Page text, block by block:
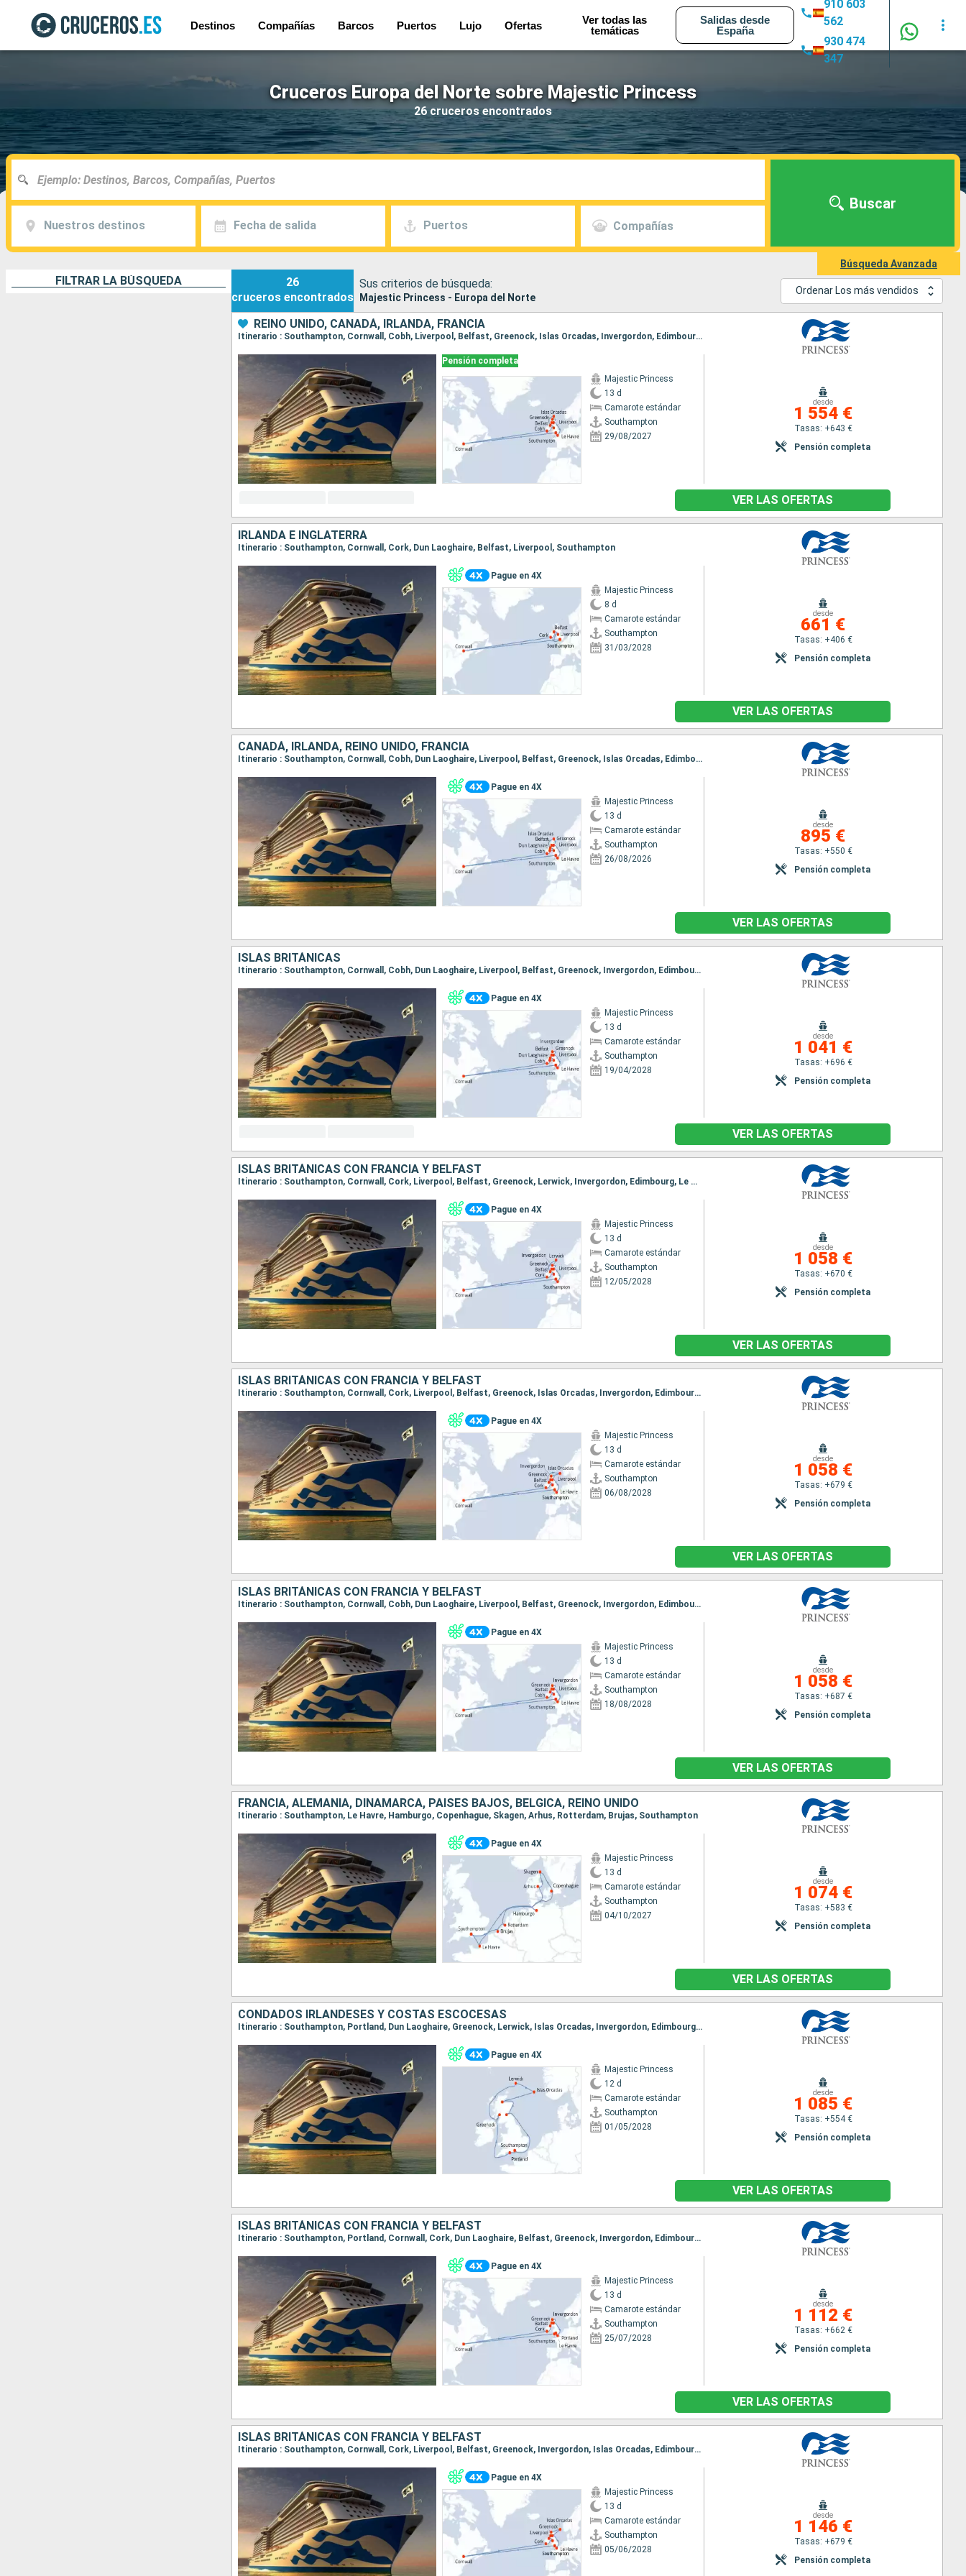
Destinos Compañías Barcos Puertos Lujo Ofertas
Ver todas las
temáticas
Salidas desde
España
910 603
562
930 474
347
Cruceros Europa del Norte sobre Majestic Princess
26 cruceros encontrados
Nuestros destinos Fecha de salida Puertos Compañías
Buscar
Búsqueda Avanzada
FILTRAR LA BÚSQUEDA
26
cruceros encontrados
Sus criterios de búsqueda:
Majestic Princess - Europa del Norte
Ordenar Los más vendidos
REINO UNIDO, CANADÁ, IRLANDA, FRANCIA
Itinerario : Southampton, Cornwall, Cobh, Liverpool, Belfast, Greenock, Islas Orcadas, Invergordon, Edimbourg, Le Havre, Southampton
Pensión completa
Majestic Princess
13 d
Camarote estándar
Southampton
29/08/2027
desde
1 554 €
Tasas: +643 €
Pensión completa
VER LAS OFERTAS
IRLANDA E INGLATERRA
Itinerario : Southampton, Cornwall, Cork, Dun Laoghaire, Belfast, Liverpool, Southampton
Pague en 4X
Majestic Princess
8 d
Camarote estándar
Southampton
31/03/2028
desde
661 €
Tasas: +406 €
Pensión completa
VER LAS OFERTAS
CANADÁ, IRLANDA, REINO UNIDO, FRANCIA
Itinerario : Southampton, Cornwall, Cobh, Dun Laoghaire, Liverpool, Belfast, Greenock, Islas Orcadas, Edimbourg, Le Havre, Southampton
Pague en 4X
Majestic Princess
13 d
Camarote estándar
Southampton
26/08/2026
desde
895 €
Tasas: +550 €
Pensión completa
VER LAS OFERTAS
ISLAS BRITÁNICAS
Itinerario : Southampton, Cornwall, Cobh, Dun Laoghaire, Liverpool, Belfast, Greenock, Invergordon, Edimbourg, Le Havre, Southampton
Pague en 4X
Majestic Princess
13 d
Camarote estándar
Southampton
19/04/2028
desde
1 041 €
Tasas: +696 €
Pensión completa
VER LAS OFERTAS
ISLAS BRITÁNICAS CON FRANCIA Y BELFAST
Itinerario : Southampton, Cornwall, Cork, Liverpool, Belfast, Greenock, Lerwick, Invergordon, Edimbourg, Le Havre, Southampton
Pague en 4X
Majestic Princess
13 d
Camarote estándar
Southampton
12/05/2028
desde
1 058 €
Tasas: +670 €
Pensión completa
VER LAS OFERTAS
ISLAS BRITÁNICAS CON FRANCIA Y BELFAST
Itinerario : Southampton, Cornwall, Cork, Liverpool, Belfast, Greenock, Islas Orcadas, Invergordon, Edimbourg, Le Havre, Southampton
Pague en 4X
Majestic Princess
13 d
Camarote estándar
Southampton
06/08/2028
desde
1 058 €
Tasas: +679 €
Pensión completa
VER LAS OFERTAS
ISLAS BRITÁNICAS CON FRANCIA Y BELFAST
Itinerario : Southampton, Cornwall, Cobh, Dun Laoghaire, Liverpool, Belfast, Greenock, Invergordon, Edimbourg, Le Havre, Southampton
Pague en 4X
Majestic Princess
13 d
Camarote estándar
Southampton
18/08/2028
desde
1 058 €
Tasas: +687 €
Pensión completa
VER LAS OFERTAS
FRANCIA, ALEMANIA, DINAMARCA, PAISES BAJOS, BÉLGICA, REINO UNIDO
Itinerario : Southampton, Le Havre, Hamburgo, Copenhague, Skagen, Arhus, Rotterdam, Brujas, Southampton
Pague en 4X
Majestic Princess
13 d
Camarote estándar
Southampton
04/10/2027
desde
1 074 €
Tasas: +583 €
Pensión completa
VER LAS OFERTAS
CONDADOS IRLANDESES Y COSTAS ESCOCESAS
Itinerario : Southampton, Portland, Dun Laoghaire, Greenock, Lerwick, Islas Orcadas, Invergordon, Edimbourg, Southampton
Pague en 4X
Majestic Princess
12 d
Camarote estándar
Southampton
01/05/2028
desde
1 085 €
Tasas: +554 €
Pensión completa
VER LAS OFERTAS
ISLAS BRITÁNICAS CON FRANCIA Y BELFAST
Itinerario : Southampton, Portland, Cornwall, Cork, Dun Laoghaire, Belfast, Greenock, Invergordon, Edimbourg, Le Havre, Southampton
Pague en 4X
Majestic Princess
13 d
Camarote estándar
Southampton
25/07/2028
desde
1 112 €
Tasas: +662 €
Pensión completa
VER LAS OFERTAS
ISLAS BRITÁNICAS CON FRANCIA Y BELFAST
Itinerario : Southampton, Cornwall, Cork, Liverpool, Belfast, Greenock, Invergordon, Islas Orcadas, Edimbourg, Le Havre, Southampton
Pague en 4X
Majestic Princess
13 d
Camarote estándar
Southampton
05/06/2028
desde
1 146 €
Tasas: +679 €
Pensión completa